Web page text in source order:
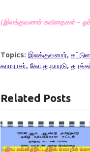
(இலக்குவனார் கவிதைகள் –
Topics: இலக்குவனார்,
காமராசர், கோ.து.நாயுடு,
Related Posts